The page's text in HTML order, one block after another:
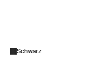
Schwarz